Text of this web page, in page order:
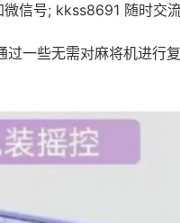
信号; kkss8691 随时交流
一些无需对麻将机进行